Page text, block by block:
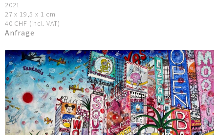
2021
27 x 19,5 x 1 cm
40 CHF (incl. VAT)
Anfrage